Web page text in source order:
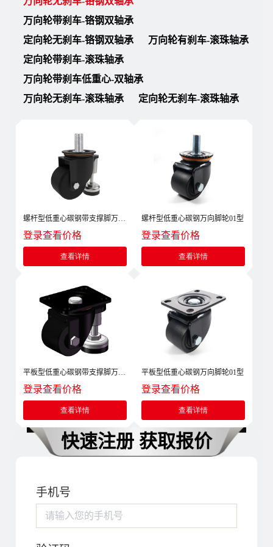
万向轮带刹车-铬钢双轴承
定向轮无刹车-铬钢双轴承
万向轮有刹车-滚珠轴承
定向轮带刹车-滚珠轴承
万向轮带刹车低重心-双轴承
万向轮无刹车-滚珠轴承
定向轮无刹车-滚珠轴承
螺杆型低重心碳钢带支撑脚万向
脚轮01型
登录查看价格
查看详情
螺杆型低重心碳钢万向脚轮01型
登录查看价格
查看详情
平板型低重心碳钢带支撑脚万向
脚轮01型
登录查看价格
查看详情
平板型低重心碳钢万向脚轮01型
登录查看价格
查看详情
快速注册 获取报价
手机号
请输入您的手机号